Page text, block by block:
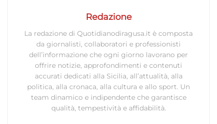
Redazione
La redazione di Quotidianodiragusa.it è composta
da giornalisti, collaboratori e professionisti
dell’informazione che ogni giorno lavorano per
offrire notizie, approfondimenti e contenuti
accurati dedicati alla Sicilia, all’attualità, alla
politica, alla cronaca, alla cultura e allo sport. Un
team dinamico e indipendente che garantisce
qualità, tempestività e affidabilità.